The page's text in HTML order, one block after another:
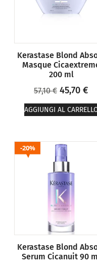
Kerastase Blond
Masque
200 ml
57,10€ 45,70 €
AGGIUNGI AL
20%
Kerastase Blond
Serum Cicanuit 90